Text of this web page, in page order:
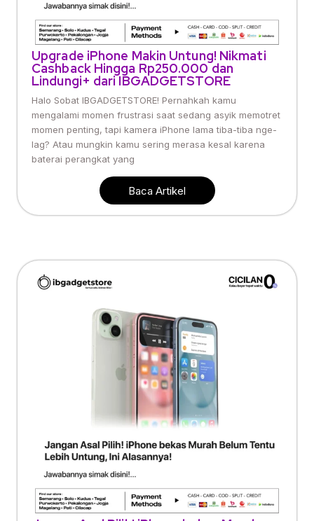
Upgrade iPhone Makin Untung! Nikmati
Cashback Hingga Rp250.000 dan
Lindungi+ dari IBGADGETSTORE
Halo Sobat IBGADGETSTORE! Pernahkah kamu
mengalami momen frustrasi saat sedang asyik memotret
momen penting, tapi kamera iPhone lama tiba-tiba nge-
lag? Atau mungkin kamu sering merasa kesal karena
baterai perangkat yang
Baca Artikel